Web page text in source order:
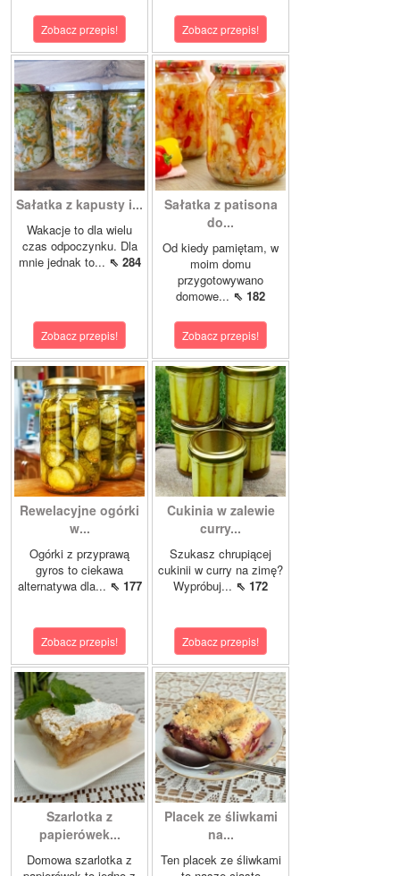
Zobacz przepis! Zobacz przepis!
Sałatka z kapusty i...
Wakacje to dla wielu
czas odpoczynku. Dla
mnie jednak to... ⇖ 284
Zobacz przepis!
Sałatka z patisona
do...
Od kiedy pamiętam, w
moim domu
przygotowywano
domowe... ⇖ 182
Zobacz przepis!
Rewelacyjne ogórki
w...
Ogórki z przyprawą
gyros to ciekawa
alternatywa dla... ⇖ 177
Zobacz przepis!
Cukinia w zalewie
curry...
Szukasz chrupiącej
cukinii w curry na zimę?
Wypróbuj... ⇖ 172
Zobacz przepis!
Szarlotka z
papierówek...
Domowa szarlotka z
Placek ze śliwkami
na...
Ten placek ze śliwkami